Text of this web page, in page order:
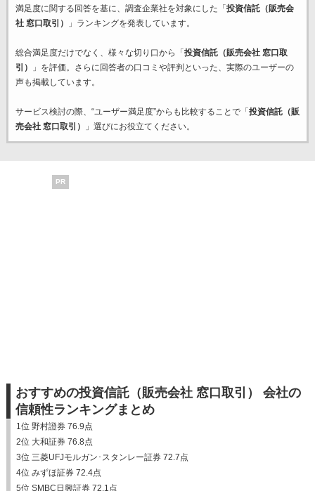
満足度に関する回答を基に、調査企業社を対象にした「 投資信託（販売会
社 窓口取引）
」ランキングを発表しています。
総合満足度だけでなく、様々な切り口から「 投資信託（販売会社 窓口取
引）
」を評価。さらに回答者の口コミや評判といった、実際のユーザーの
声も掲載しています。
サービス検討の際、“ユーザー満足度”からも比較することで「 投資信託（販
売会社 窓口取引）
」選びにお役立てください。
PR
おすすめの投資信託（販売会社 窓口取引） 会社の
信頼性ランキングまとめ
1位 野村證券 76.9点
2位 大和証券 76.8点
3位 三菱UFJモルガン･スタンレー証券 72.7点
4位 みずほ証券 72.4点
5位 SMBC日興証券 72.1点